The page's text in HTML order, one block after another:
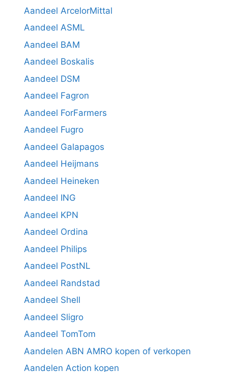
Aandeel ArcelorMittal
Aandeel ASML
Aandeel BAM
Aandeel Boskalis
Aandeel DSM
Aandeel Fagron
Aandeel ForFarmers
Aandeel Fugro
Aandeel Galapagos
Aandeel Heijmans
Aandeel Heineken
Aandeel ING
Aandeel KPN
Aandeel Ordina
Aandeel Philips
Aandeel PostNL
Aandeel Randstad
Aandeel Shell
Aandeel Sligro
Aandeel TomTom
Aandelen ABN AMRO kopen of verkopen
Aandelen Action kopen